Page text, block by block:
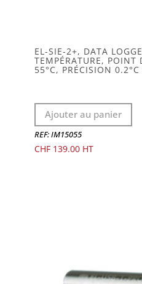
EL-SIE-2+, DATA
TEMPÉRATURE, POINT
55°C, PRÉCISION
Ajouter au panier
REF: IM15055
CHF139.00